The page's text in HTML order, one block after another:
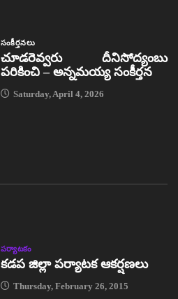
సంకీర్తనలు
చూడరెవ్వరు దీనిసోద్యంబు
పరికించి – అన్నమయ్య సంకీర్తన
Saturday, April 4, 2026
పర్యాటకం
కడప జిల్లా పర్యాటక ఆకర్షణలు
Thursday, February 26, 2015